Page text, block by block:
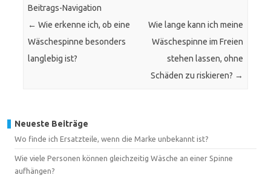
Beitrags-Navigation
← Wie erkenne ich, ob eine
Wäschespinne besonders
langlebig ist?
Wie lange kann ich meine
Wäschespinne im Freien
stehen lassen, ohne
Schäden zu riskieren? →
Neueste Beiträge
Wo finde ich Ersatzteile, wenn die Marke unbekannt ist?
Wie viele Personen können gleichzeitig Wäsche an einer Spinne
aufhängen?